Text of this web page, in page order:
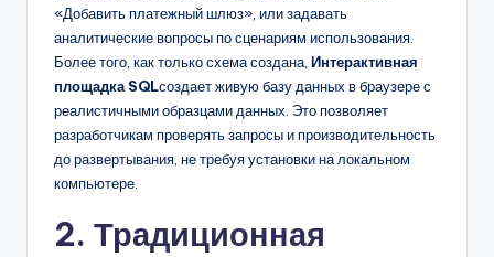
«Добавить платежный шлюз», или задавать
аналитические вопросы по сценариям использования.
Более того, как только схема создана, Интерактивная
площадка SQLсоздает живую базу данных в браузере с
реалистичными образцами данных. Это позволяет
разработчикам проверять запросы и производительность
до развертывания, не требуя установки на локальном
компьютере.
2. Традиционная